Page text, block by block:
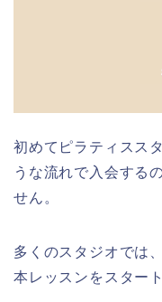
初めてピラティスス
うな流れで入会する
せん。
多くのスタジオでは
本レッスンをスター